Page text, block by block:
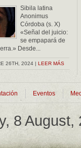
Sibila latina
Anonimus
Córdoba (s. X)
«Señal del juicio:
se empapará de
Desde...
26TH, 2024 | LEER MÁS
Eventos
8